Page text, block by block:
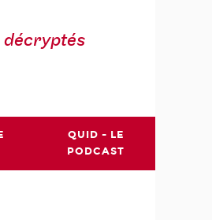
QUID - LE
PODCAST